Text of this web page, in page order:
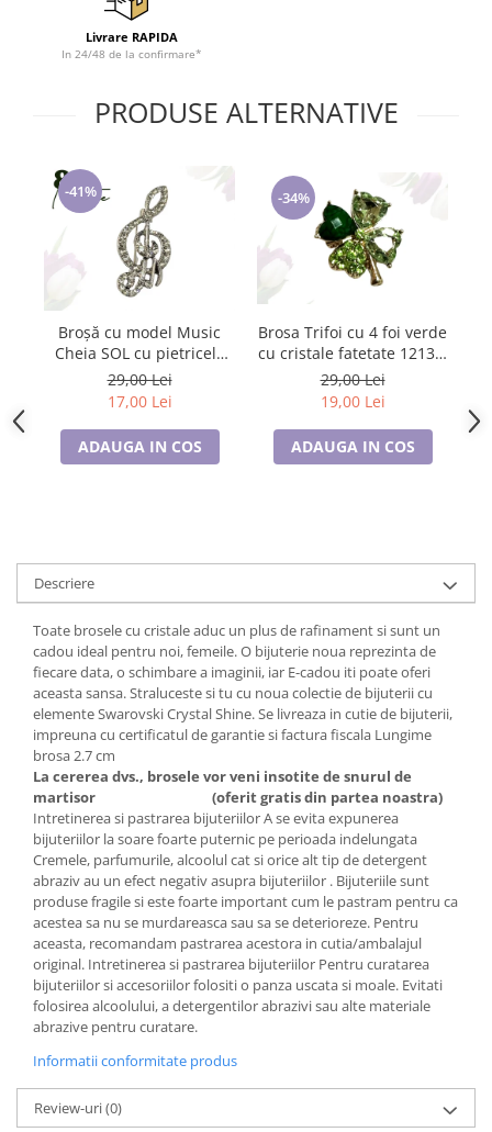
Tricouri de cuplu Valentine's Day
Valentine's Day
Cadouri pentru Nasi si Fini
Cadouri Craciun
Cadouri pentru profesori sau absolventi
Cadouri Back to school
Cadouri de Paște
Cadouri Traditionale Romanesti
8 Martie
Cadouri pentru CUPLU El & Ea
Cadouri Iubitori de animale
Cadouri GRAVIDE
Cadouri pentru sportivi
Cadouri Pensionare
Martisoare
Livrare RAPIDA
In 24/48 de la confirmare*
PRODUSE ALTERNATIVE
-41%
Broșă cu model Music
Cheia SOL cu pietricele
albe, SC23.084
29,00 Lei
17,00 Lei
ADAUGA IN COS
-34%
Brosa Trifoi cu 4 foi verde
cu cristale fatetate 12134,
cu ambalaj premium
29,00 Lei
19,00 Lei
ADAUGA IN COS
Descriere
Toate brosele cu cristale aduc un plus de rafinament si sunt un
cadou ideal pentru noi, femeile. O bijuterie noua reprezinta de
fiecare data, o schimbare a imaginii, iar E-cadou iti poate oferi
aceasta sansa. Straluceste si tu cu noua colectie de bijuterii cu
elemente Swarovski Crystal Shine. Se livreaza in cutie de bijuterii,
impreuna cu certificatul de garantie si factura fiscala Lungime
brosa 2.7 cm
La cererea dvs., brosele vor veni insotite de snurul de
martisor
(oferit gratis din partea noastra)
Intretinerea si pastrarea bijuteriilor A se evita expunerea
bijuteriilor la soare foarte puternic pe perioada indelungata
Cremele, parfumurile, alcoolul cat si orice alt tip de detergent
abraziv au un efect negativ asupra bijuteriilor . Bijuteriile sunt
produse fragile si este foarte important cum le pastram pentru ca
acestea sa nu se murdareasca sau sa se deterioreze. Pentru
aceasta, recomandam pastrarea acestora in cutia/ambalajul
original. Intretinerea si pastrarea bijuteriilor Pentru curatarea
bijuteriilor si accesoriilor folositi o panza uscata si moale. Evitati
folosirea alcoolului, a detergentilor abrazivi sau alte materiale
abrazive pentru curatare.
Informatii conformitate produs
Review-uri(0)